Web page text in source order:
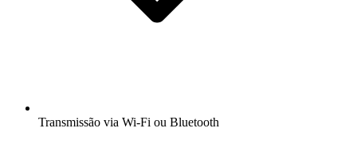
Transmissão via Wi-Fi ou Bluetooth